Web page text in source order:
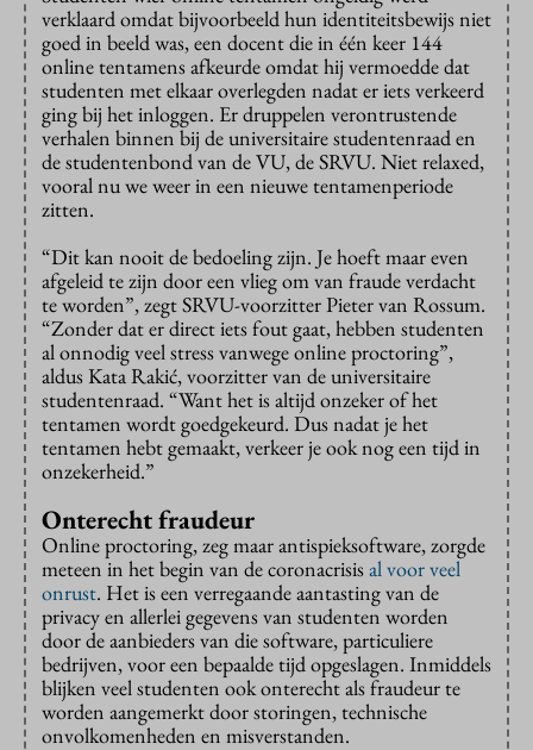
verklaard omdat bijvoorbeeld hun identiteitsbewijs niet
goed in beeld was, een docent die in één keer 144
online tentamens afkeurde omdat hij vermoedde dat
studenten met elkaar overlegden nadat er iets verkeerd
ging bij het inloggen. Er druppelen verontrustende
verhalen binnen bij de universitaire studentenraad en
de studentenbond van de VU, de SRVU. Niet relaxed,
vooral nu we weer in een nieuwe tentamenperiode
zitten.
“Dit kan nooit de bedoeling zijn. Je hoeft maar even
afgeleid te zijn door een vlieg om van fraude verdacht
te worden”, zegt SRVU-voorzitter Pieter van Rossum.
“Zonder dat er direct iets fout gaat, hebben studenten
al onnodig veel stress vanwege online proctoring”,
aldus Kata Rakić, voorzitter van de universitaire
studentenraad. “Want het is altijd onzeker of het
tentamen wordt goedgekeurd. Dus nadat je het
tentamen hebt gemaakt, verkeer je ook nog een tijd in
onzekerheid.”
Onterecht fraudeur
Online proctoring, zeg maar antispieksoftware, zorgde
meteen in het begin van de coronacrisisal voor veel
onrust. Het is een verregaande aantasting van de
privacy en allerlei gegevens van studenten worden
door de aanbieders van die software, particuliere
bedrijven, voor een bepaalde tijd opgeslagen. Inmiddels
blijken veel studenten ook onterecht als fraudeur te
worden aangemerkt door storingen, technische
onvolkomenheden en misverstanden.